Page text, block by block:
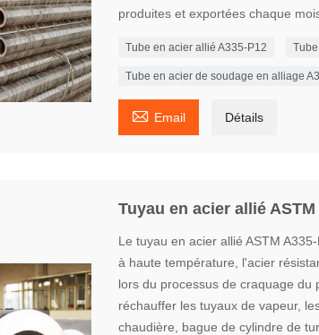
produites et exportées chaque
Tube en acier allié A335-P12
Tube en acier de soudage en alliage
 Email Détails
Tuyau en acier allié ASTM
Le tuyau en acier allié ASTM
à haute température, l'acier
lors du processus de craquage du
réchauffer les tuyaux de vapeur,
chaudière, bague de cylindre de